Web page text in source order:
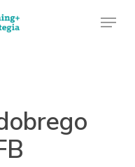
Menu